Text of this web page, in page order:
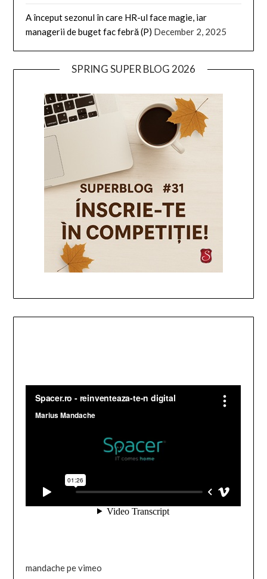
A început sezonul în care HR-ul face magie, iar
managerii de buget fac febră (P) December 2, 2025
SPRING SUPER BLOG 2026
mandache pe vimeo